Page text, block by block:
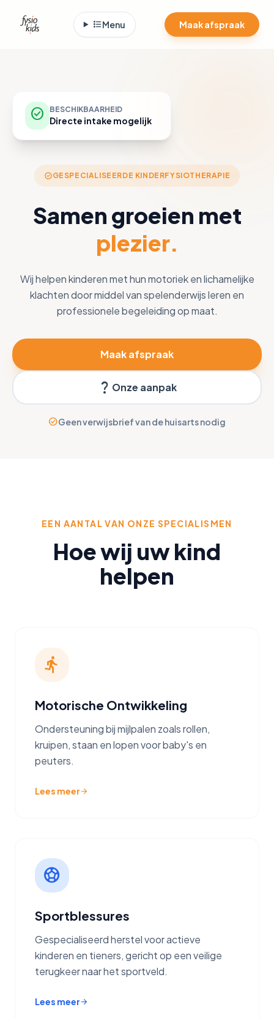
format_list_bulletedMenu Maak afspraak
verifiedGESPECIALISEERDE KINDERFYSIOTHERAPIE
Samen groeien met
plezier.
Wij helpen kinderen met hun motoriek en lichamelijke
klachten door middel van spelenderwijs leren en
professionele begeleiding op maat.
Maak afspraak
question_mark Onze aanpak
check_circleGeen verwijsbrief van de huisarts nodig
check_circle BESCHIKBAARHEID
Directe intake mogelijk
EEN AANTAL VAN ONZE SPECIALISMEN
Hoe wij uw kind
helpen
directions_run
Motorische Ontwikkeling
Ondersteuning bij mijlpalen zoals rollen,
kruipen, staan en lopen voor baby's en
peuters.
Lees meerarrow_forward
sports_soccer
Sportblessures
Gespecialiseerd herstel voor actieve
kinderen en tieners, gericht op een veilige
terugkeer naar het sportveld.
Lees meerarrow_forward